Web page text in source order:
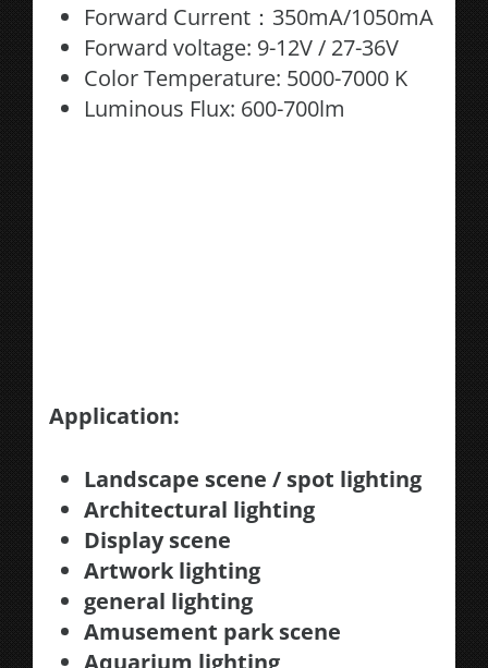
Forward Current：350mA/1050mA
Forward voltage: 9-12V / 27-36V
Color Temperature: 5000-7000 K
Luminous Flux: 600-700lm
Application:
Landscape scene / spot lighting
Architectural lighting
Display scene
Artwork lighting
general lighting
Amusement park scene
Aquarium lighting